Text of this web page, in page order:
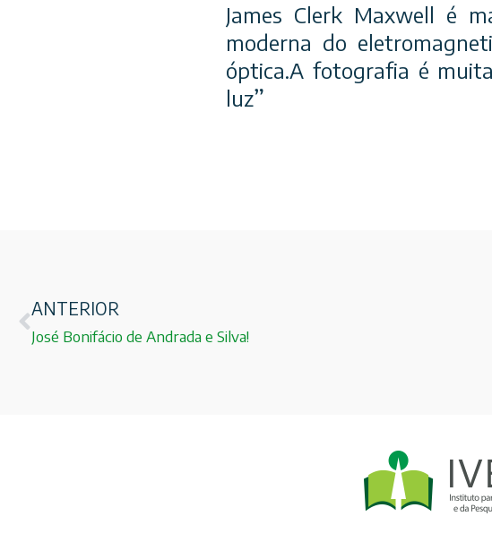
James Clerk Maxwell é
moderna do
óptica.A fotografia é
luz”
ANTERIOR
José Bonifácio de Andrada e Silva!